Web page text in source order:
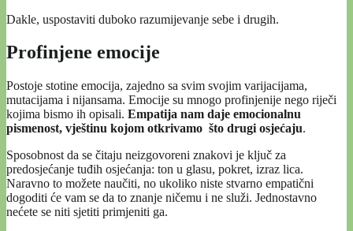
Dakle, uspostaviti duboko razumijevanje sebe i drugih.
Profinjene emocije
Postoje stotine emocija, zajedno sa svim svojim varijacijama,
mutacijama i nijansama. Emocije su mnogo profinjenije nego riječi
kojima bismo ih opisali. Empatija nam daje emocionalnu
pismenost, vještinu kojom otkrivamo što drugi osjećaju.
Sposobnost da se čitaju neizgovoreni znakovi je ključ za
predosjećanje tuđih osjećanja: ton u glasu, pokret, izraz lica.
Naravno to možete naučiti, no ukoliko niste stvarno empatični
dogoditi će vam se da to znanje ničemu i ne služi. Jednostavno
nećete se niti sjetiti primjeniti ga.